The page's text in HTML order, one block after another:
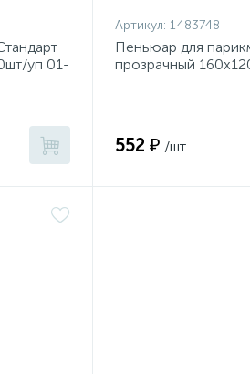
уп 01-
Артикул: 1483748
Пеньюар для
прозрачный
552 ₽ /шт